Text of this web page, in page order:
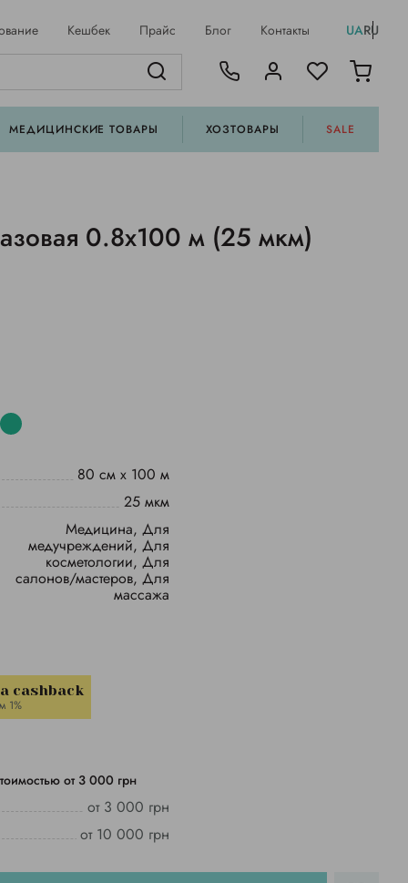
Кешбек Прайс Блог Контакты UARU
МЕДИЦИНСКИЕ ТОВАРЫ ХОЗТОВАРЫ SALE
0.8х100 м (25 мкм)
80 см х 100 м
25 мкм
Медицина, Для
медучреждений, Для
косметологии, Для
салонов/мастеров, Для
массажа
cashback
1%
от 3 000 грн
от 3 000 грн
от 10 000 грн